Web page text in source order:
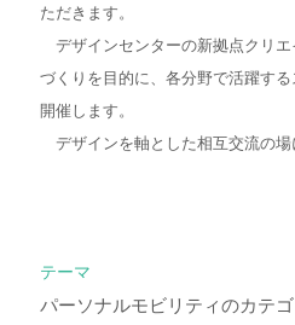
ただきます。
デザインセンターの新拠点クリエ
づくりを目的に、各分野で活躍す
開催します。
デザインを軸とした相互交流の場
テーマ
パーソナルモビリティのカテ